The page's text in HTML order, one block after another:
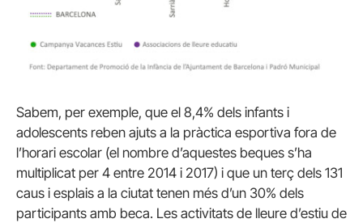
Sabem, per exemple, que el 8,4% dels infants i
adolescents reben ajuts a la pràctica esportiva fora de
l’horari escolar (el nombre d’aquestes beques s’ha
multiplicat per 4 entre 2014 i 2017) i que un terç dels 131
caus i esplais a la ciutat tenen més d’un 30% dels
participants amb beca. Les activitats de lleure d’estiu de